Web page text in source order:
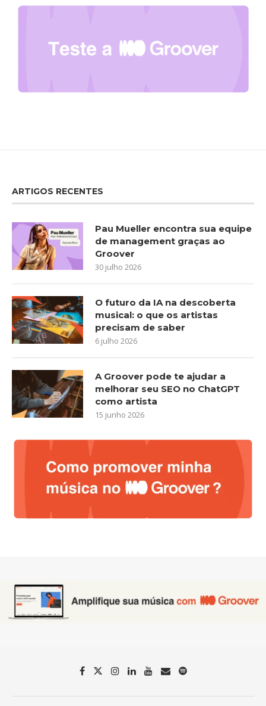
ARTIGOS RECENTES
Pau Mueller encontra sua equipe
de management graças ao
Groover
30 julho 2026
O futuro da IA na descoberta
musical: o que os artistas
precisam de saber
6 julho 2026
A Groover pode te ajudar a
melhorar seu SEO no ChatGPT
como artista
15 junho 2026